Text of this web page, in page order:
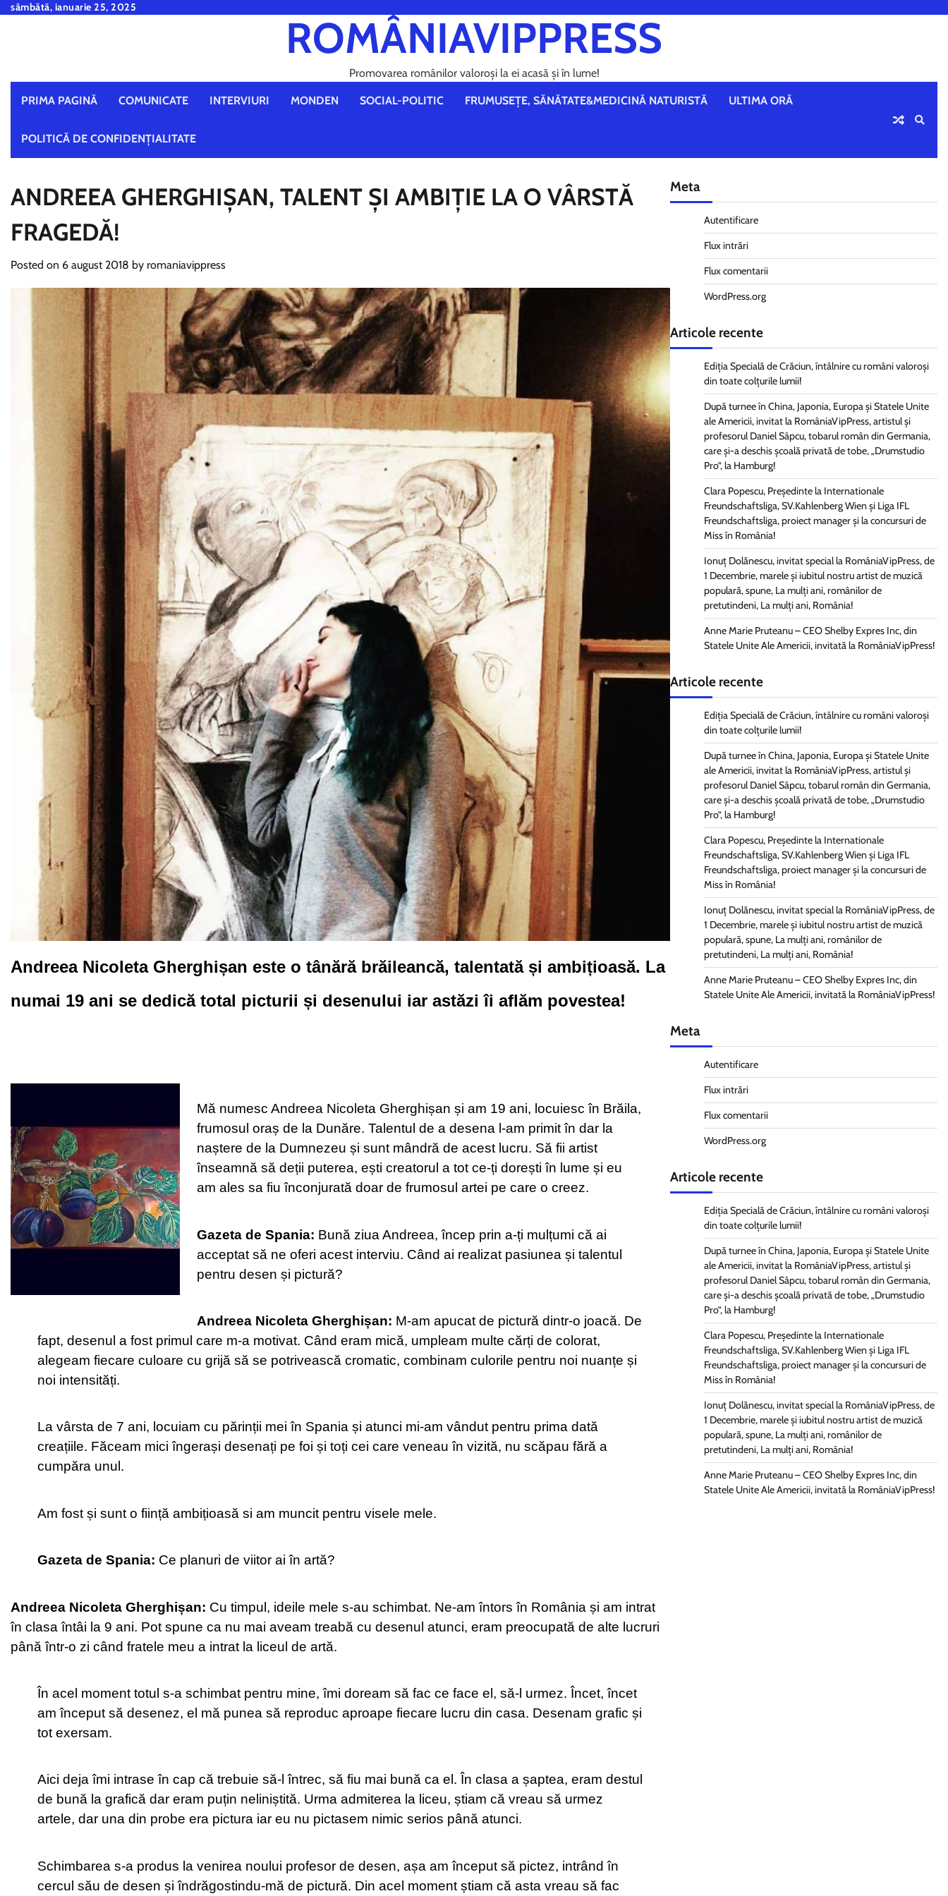
Skipsâmbătă, ianuarie 25, 2025
ROMÂNIAVIPPRESS
Promovarea românilor valoroși la ei acasă și în lume!
PRIMA PAGINĂ COMUNICATE INTERVIURI MONDEN SOCIAL-POLITIC FRUMUSEȚE, SĂNĂTATE&MEDICINĂ NATURISTĂ ULTIMA ORĂ
POLITICĂ DE CONFIDENȚIALITATE
ANDREEA GHERGHIȘAN, TALENT ȘI AMBIȚIE LA O VÂRSTĂ
FRAGEDĂ!
Posted on 6 august 2018 by romaniavippress
Andreea Nicoleta Gherghișan este o tânără brăileancă, talentată și ambițioasă. La
numai 19 ani se dedică total picturii și desenului iar astăzi îi aflăm povestea!
Mă numesc Andreea Nicoleta Gherghișan și am 19 ani, locuiesc în Brăila,
frumosul oraș de la Dunăre. Talentul de a desena l-am primit în dar la
naștere de la Dumnezeu și sunt mândră de acest lucru. Să fii artist
înseamnă să deții puterea, ești creatorul a tot ce-ți dorești în lume și eu
am ales sa fiu înconjurată doar de frumosul artei pe care o creez.
Gazeta de Spania: Bună ziua Andreea, încep prin a-ți mulțumi că ai
acceptat să ne oferi acest interviu. Când ai realizat pasiunea și talentul
pentru desen și pictură?
Andreea Nicoleta Gherghișan: M-am apucat de pictură dintr-o joacă. De
fapt, desenul a fost primul care m-a motivat. Când eram mică, umpleam multe cărți de colorat,
alegeam fiecare culoare cu grijă să se potrivească cromatic, combinam culorile pentru noi nuanțe și
noi intensități.
La vârsta de 7 ani, locuiam cu părinții mei în Spania și atunci mi-am vândut pentru prima dată
creațiile. Făceam mici îngerași desenați pe foi și toți cei care veneau în vizită, nu scăpau fără a
cumpăra unul.
Am fost și sunt o ființă ambițioasă si am muncit pentru visele mele.
Gazeta de Spania: Ce planuri de viitor ai în artă?
Andreea Nicoleta Gherghișan: Cu timpul, ideile mele s-au schimbat. Ne-am întors în România și am intrat
în clasa întâi la 9 ani. Pot spune ca nu mai aveam treabă cu desenul atunci, eram preocupată de alte lucruri
până într-o zi când fratele meu a intrat la liceul de artă.
În acel moment totul s-a schimbat pentru mine, îmi doream să fac ce face el, să-l urmez. Încet, încet
am început să desenez, el mă punea să reproduc aproape fiecare lucru din casa. Desenam grafic și
tot exersam.
Aici deja îmi intrase în cap că trebuie să-l întrec, să fiu mai bună ca el. În clasa a șaptea, eram destul
de bună la grafică dar eram puțin neliniștită. Urma admiterea la liceu, știam că vreau să urmez
artele, dar una din probe era pictura iar eu nu pictasem nimic serios până atunci.
Schimbarea s-a produs la venirea noului profesor de desen, așa am început să pictez, intrând în
cercul său de desen și îndrăgostindu-mă de pictură. Din acel moment știam că asta vreau să fac
Meta
Autentificare
Flux intrări
Flux comentarii
WordPress.org
Articole recente
Ediția Specială de Crăciun, întâlnire cu români valoroși
din toate colțurile lumii!
După turnee în China, Japonia, Europa și Statele Unite
ale Americii, invitat la RomâniaVipPress, artistul și
profesorul Daniel Sâpcu, tobarul român din Germania,
care și-a deschis școală privată de tobe, „Drumstudio
Pro”, la Hamburg!
Clara Popescu, Președinte la Internationale
Freundschaftsliga, SV.Kahlenberg Wien şi Liga IFL
Freundschaftsliga, proiect manager și la concursuri de
Miss în România!
Ionuț Dolănescu, invitat special la RomâniaVipPress, de
1 Decembrie, marele și iubitul nostru artist de muzică
populară, spune, La mulți ani, românilor de
pretutindeni, La mulți ani, România!
Anne Marie Pruteanu – CEO Shelby Expres Inc, din
Statele Unite Ale Americii, invitată la RomâniaVipPress!
Articole recente
Ediția Specială de Crăciun, întâlnire cu români valoroși
din toate colțurile lumii!
După turnee în China, Japonia, Europa și Statele Unite
ale Americii, invitat la RomâniaVipPress, artistul și
profesorul Daniel Sâpcu, tobarul român din Germania,
care și-a deschis școală privată de tobe, „Drumstudio
Pro”, la Hamburg!
Clara Popescu, Președinte la Internationale
Freundschaftsliga, SV.Kahlenberg Wien şi Liga IFL
Freundschaftsliga, proiect manager și la concursuri de
Miss în România!
Ionuț Dolănescu, invitat special la RomâniaVipPress, de
1 Decembrie, marele și iubitul nostru artist de muzică
populară, spune, La mulți ani, românilor de
pretutindeni, La mulți ani, România!
Anne Marie Pruteanu – CEO Shelby Expres Inc, din
Statele Unite Ale Americii, invitată la RomâniaVipPress!
Meta
Autentificare
Flux intrări
Flux comentarii
WordPress.org
Articole recente
Ediția Specială de Crăciun, întâlnire cu români valoroși
din toate colțurile lumii!
După turnee în China, Japonia, Europa și Statele Unite
ale Americii, invitat la RomâniaVipPress, artistul și
profesorul Daniel Sâpcu, tobarul român din Germania,
care și-a deschis școală privată de tobe, „Drumstudio
Pro”, la Hamburg!
Clara Popescu, Președinte la Internationale
Freundschaftsliga, SV.Kahlenberg Wien şi Liga IFL
Freundschaftsliga, proiect manager și la concursuri de
Miss în România!
Ionuț Dolănescu, invitat special la RomâniaVipPress, de
1 Decembrie, marele și iubitul nostru artist de muzică
populară, spune, La mulți ani, românilor de
pretutindeni, La mulți ani, România!
Anne Marie Pruteanu – CEO Shelby Expres Inc, din
Statele Unite Ale Americii, invitată la RomâniaVipPress!